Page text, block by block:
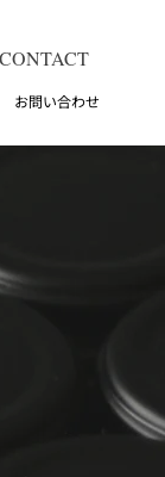
CONTACT
問い合わせ